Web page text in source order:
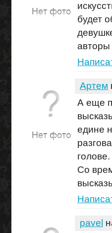
будет
Артем
А еще
едине
голове.
Со
pavel